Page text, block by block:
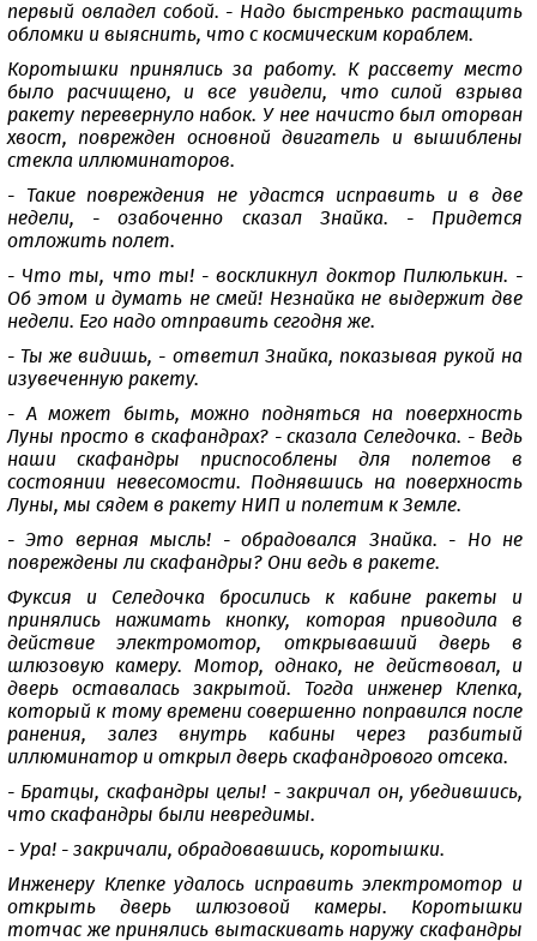
первый овладел собой. - Надо быстренько растащить
обломки и выяснить, что с космическим кораблем.
Коротышки принялись за работу. К рассвету место
было расчищено, и все увидели, что силой взрыва
ракету перевернуло набок. У нее начисто был оторван
хвост, поврежден основной двигатель и вышиблены
стекла иллюминаторов.
- Такие повреждения не удастся исправить и в две
недели, - озабоченно сказал Знайка. - Придется
отложить полет.
- Что ты, что ты! - воскликнул доктор Пилюлькин. -
Об этом и думать не смей! Незнайка не выдержит две
недели. Его надо отправить сегодня же.
- Ты же видишь, - ответил Знайка, показывая рукой на
изувеченную ракету.
- А может быть, можно подняться на поверхность
Луны просто в скафандрах? - сказала Селедочка. - Ведь
наши скафандры приспособлены для полетов в
состоянии невесомости. Поднявшись на поверхность
Луны, мы сядем в ракету НИП и полетим к Земле.
- Это верная мысль! - обрадовался Знайка. - Но не
повреждены ли скафандры? Они ведь в ракете.
Фуксия и Селедочка бросились к кабине ракеты и
принялись нажимать кнопку, которая приводила в
действие электромотор, открывавший дверь в
шлюзовую камеру. Мотор, однако, не действовал, и
дверь оставалась закрытой. Тогда инженер Клепка,
который к тому времени совершенно поправился после
ранения, залез внутрь кабины через разбитый
иллюминатор и открыл дверь скафандрового отсека.
- Братцы, скафандры целы! - закричал он, убедившись,
что скафандры были невредимы.
- Ура! - закричали, обрадовавшись, коротышки.
Инженеру Клепке удалось исправить электромотор и
открыть дверь шлюзовой камеры. Коротышки
тотчас же принялись вытаскивать наружу скафандры